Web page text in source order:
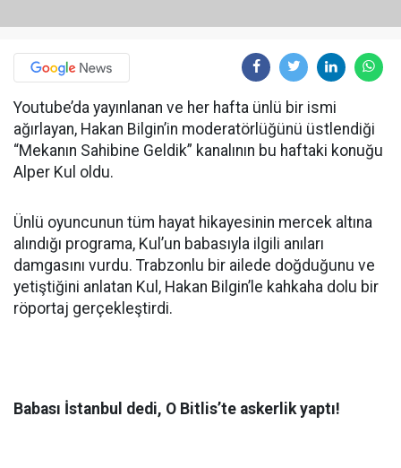
Youtube’da yayınlanan ve her hafta ünlü bir ismi
ağırlayan, Hakan Bilgin’in moderatörlüğünü üstlendiği
“Mekanın Sahibine Geldik” kanalının bu haftaki konuğu
Alper Kul oldu.
Ünlü oyuncunun tüm hayat hikayesinin mercek altına
alındığı programa, Kul’un babasıyla ilgili anıları
damgasını vurdu. Trabzonlu bir ailede doğduğunu ve
yetiştiğini anlatan Kul, Hakan Bilgin’le kahkaha dolu bir
röportaj gerçekleştirdi.
Babası İstanbul dedi, O Bitlis’te askerlik yaptı!